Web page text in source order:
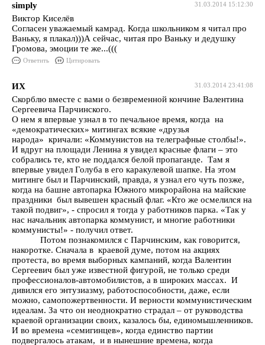
31.03.2014 15:12:30
simply
Виктор Киселёв
Согласен уважаемый камрад. Когда школьником я читал про
Ваньку, я плакал)))А сейчас, читая про Ваньку и дедушку
Громова, эмоции те же...(((
Ответить Цитировать
31.03.2014 23:41:08
ИХ
Скорблю вместе с вами о безвременной кончине Валентина
Сергеевича Парчинского.
О нем я впервые узнал в то печальное время, когда на
«демократических» митингах всякие «друзья
народа» кричали: «Коммунистов на телеграфные столбы!».
И вдруг на площади Ленина я увидел красные флаги – это
собрались те, кто не поддался белой пропаганде. Там я
впервые увидел Голуба в его каракулевой шапке. На этом
митинге был и Парчинский, правда, я узнал его чуть позже,
когда на башне автопарка Южного микрорайона на майские
праздники был вывешен красный флаг. «Кто же осмелился на
такой подвиг», - спросил я тогда у работников парка. «Так у
нас начальник автопарка коммунист, и многие работники
коммунисты!» - получил ответ.
Потом познакомился с Парчинским, как говорится,
накоротке. Сначала в краевой думе, потом на акциях
протеста, во время выборных кампаний, когда Валентин
Сергеевич был уже известной фигурой, не только среди
профессионалов-автомобилистов, а в широких массах. И
дивился его энтузиазму, работоспособности, даже, если
можно, самопожертвенности. И верности коммунистическим
идеалам. За что он неоднократно страдал – от руководства
краевой организации своих, казалось бы, единомышленников.
И во времена «семигинцев», когда единство партии
подвергалось атакам, и в нынешние времена, когда